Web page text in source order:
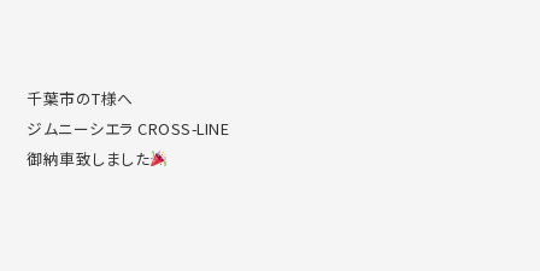
千葉市のT様へ
ジムニーシエラ CROSS-LINE
御納車致しました